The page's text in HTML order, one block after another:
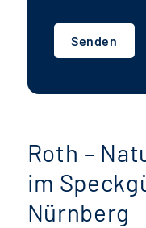
Senden
Roth –
im
Nürnberg